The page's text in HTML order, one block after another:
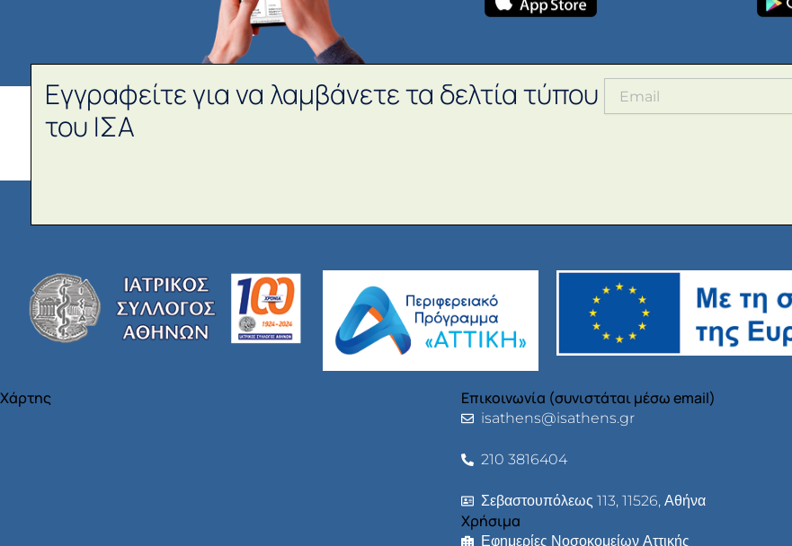
Εγγραφείτε για να λαμβάνετε τα δελτία τύπου
του ΙΣΑ
Χάρτης Επικοινωνία (συνιστάται μέσω email)
isathens@isathens.gr
210 3816404
Σεβαστουπόλεως 113, 11526, Αθήνα
Χρήσιμα
Εφημερίες Νοσοκομείων Αττικής